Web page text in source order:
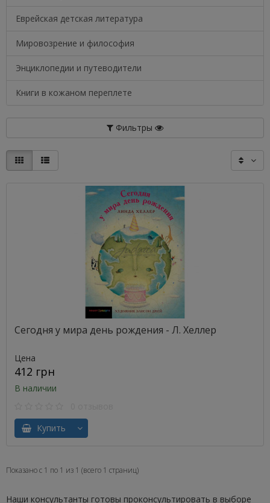
Еврейская детская литература
Мировозрение и философия
Энциклопедии и путеводители
Книги в кожаном переплете
Фильтры
Сегодня у мира день рождения - Л. Хеллер
Цена
412 грн
В наличии
Купить
Показано с 1 по 1 из 1 (всего 1 страниц)
Наши консультанты готовы проконсультировать в выборе